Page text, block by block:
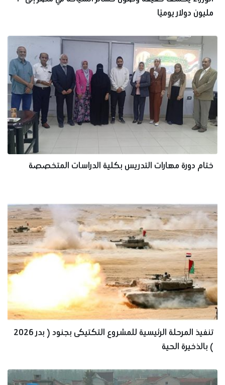
مليون دولار يوميًا
ختام دورة مهارات التدريس بكلية الدراسات المتخصصة
تنفيذ المرحلة الرئيسية للمشروع التكتيكى بجنود ( بدر 2026
) بالذخيرة الحية